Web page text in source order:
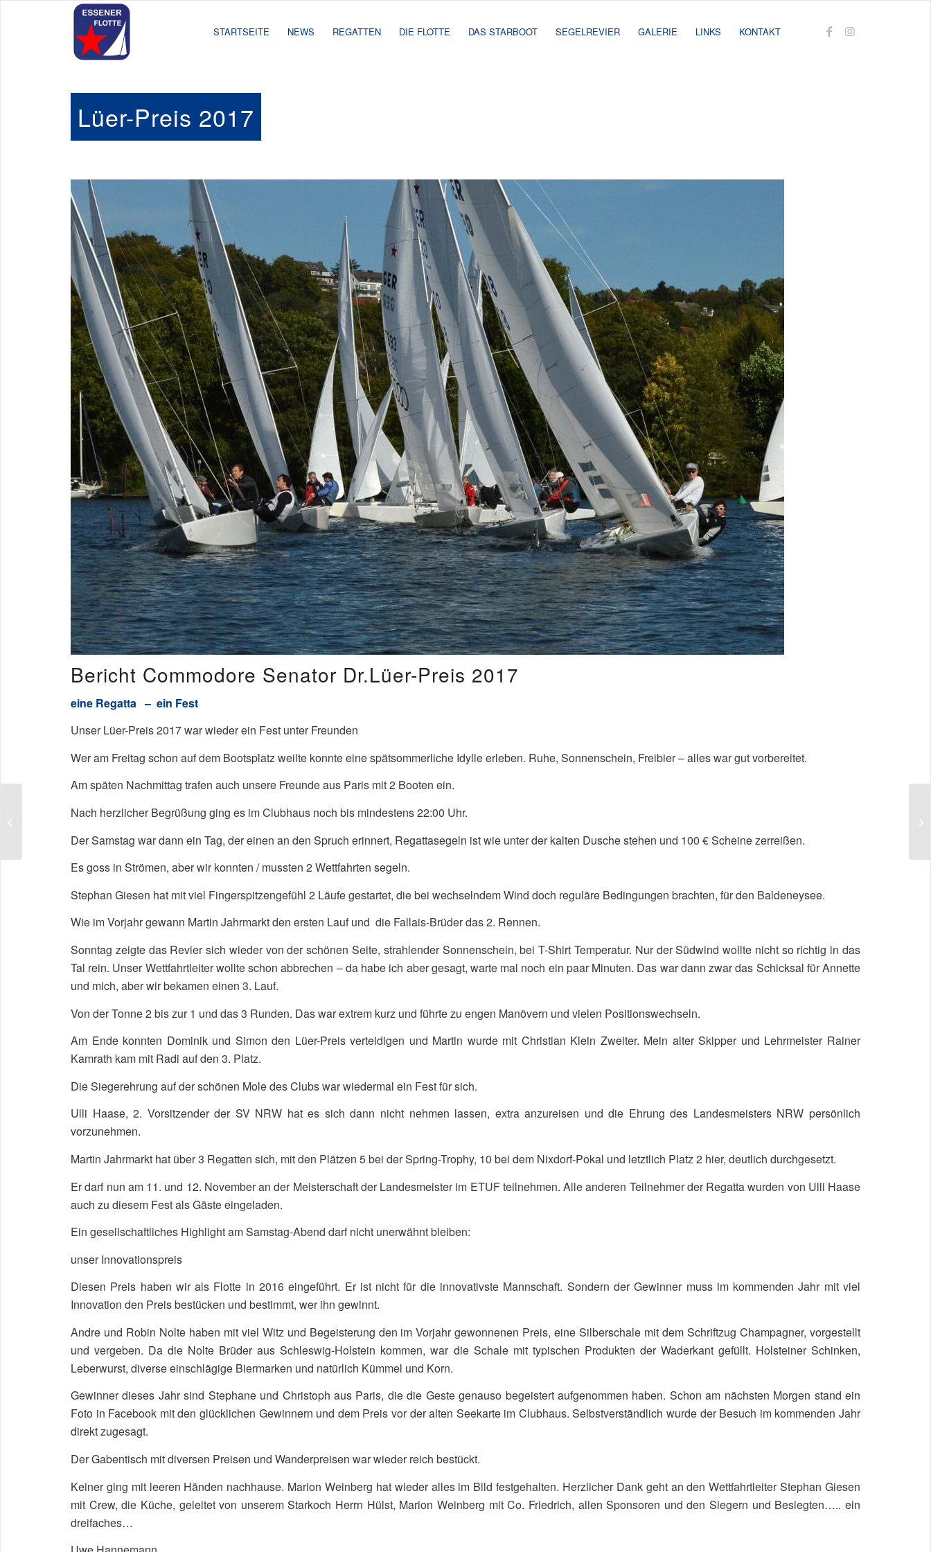
STARTSEITE NEWS REGATTEN DIE FLOTTE DAS STARBOOT SEGELREVIER GALERIE LINKS KONTAKT
Lüer-Preis 2017
Bericht Commodore Senator Dr.Lüer-Preis 2017
eine Regatta – ein Fest
Unser Lüer-Preis 2017 war wieder ein Fest unter Freunden
Wer am Freitag schon auf dem Bootsplatz weilte konnte eine spätsommerliche Idylle erleben. Ruhe, Sonnenschein, Freibier – alles war gut vorbereitet.
Am späten Nachmittag trafen auch unsere Freunde aus Paris mit 2 Booten ein.
Nach herzlicher Begrüßung ging es im Clubhaus noch bis mindestens 22:00 Uhr.
Der Samstag war dann ein Tag, der einen an den Spruch erinnert, Regattasegeln ist wie unter der kalten Dusche stehen und 100 € Scheine zerreißen.
Es goss in Strömen, aber wir konnten / mussten 2 Wettfahrten segeln.
Stephan Giesen hat mit viel Fingerspitzengefühl 2 Läufe gestartet, die bei wechselndem Wind doch reguläre Bedingungen brachten, für den Baldeneysee.
Wie im Vorjahr gewann Martin Jahrmarkt den ersten Lauf und die Fallais-Brüder das 2. Rennen.
Sonntag zeigte das Revier sich wieder von der schönen Seite, strahlender Sonnenschein, bei T-Shirt Temperatur. Nur der Südwind wollte nicht so richtig in das
Tal rein. Unser Wettfahrtleiter wollte schon abbrechen – da habe ich aber gesagt, warte mal noch ein paar Minuten. Das war dann zwar das Schicksal für Annette
und mich, aber wir bekamen einen 3. Lauf.
Von der Tonne 2 bis zur 1 und das 3 Runden. Das war extrem kurz und führte zu engen Manövern und vielen Positionswechseln.
Am Ende konnten Dominik und Simon den Lüer-Preis verteidigen und Martin wurde mit Christian Klein Zweiter. Mein alter Skipper und Lehrmeister Rainer
Kamrath kam mit Radi auf den 3. Platz.
Die Siegerehrung auf der schönen Mole des Clubs war wiedermal ein Fest für sich.
Ulli Haase, 2. Vorsitzender der SV NRW hat es sich dann nicht nehmen lassen, extra anzureisen und die Ehrung des Landesmeisters NRW persönlich
vorzunehmen.
Martin Jahrmarkt hat über 3 Regatten sich, mit den Plätzen 5 bei der Spring-Trophy, 10 bei dem Nixdorf-Pokal und letztlich Platz 2 hier, deutlich durchgesetzt.
Er darf nun am 11. und 12. November an der Meisterschaft der Landesmeister im ETUF teilnehmen. Alle anderen Teilnehmer der Regatta wurden von Ulli Haase
auch zu diesem Fest als Gäste eingeladen.
Ein gesellschaftliches Highlight am Samstag-Abend darf nicht unerwähnt bleiben:
unser Innovationspreis
Diesen Preis haben wir als Flotte in 2016 eingeführt. Er ist nicht für die innovativste Mannschaft. Sondern der Gewinner muss im kommenden Jahr mit viel
Innovation den Preis bestücken und bestimmt, wer ihn gewinnt.
Andre und Robin Nolte haben mit viel Witz und Begeisterung den im Vorjahr gewonnenen Preis, eine Silberschale mit dem Schriftzug Champagner, vorgestellt
und vergeben. Da die Nolte Brüder aus Schleswig-Holstein kommen, war die Schale mit typischen Produkten der Waderkant gefüllt. Holsteiner Schinken,
Leberwurst, diverse einschlägige Biermarken und natürlich Kümmel und Korn.
Gewinner dieses Jahr sind Stephane und Christoph aus Paris, die die Geste genauso begeistert aufgenommen haben. Schon am nächsten Morgen stand ein
Foto in Facebook mit den glücklichen Gewinnern und dem Preis vor der alten Seekarte im Clubhaus. Selbstverständlich wurde der Besuch im kommenden Jahr
direkt zugesagt.
Der Gabentisch mit diversen Preisen und Wanderpreisen war wieder reich bestückt.
Keiner ging mit leeren Händen nachhause. Marion Weinberg hat wieder alles im Bild festgehalten. Herzlicher Dank geht an den Wettfahrtleiter Stephan Giesen
mit Crew, die Küche, geleitet von unserem Starkoch Herrn Hülst, Marion Weinberg mit Co. Friedrich, allen Sponsoren und den Siegern und Besiegten….. ein
dreifaches…
Bericht Spring Trophy